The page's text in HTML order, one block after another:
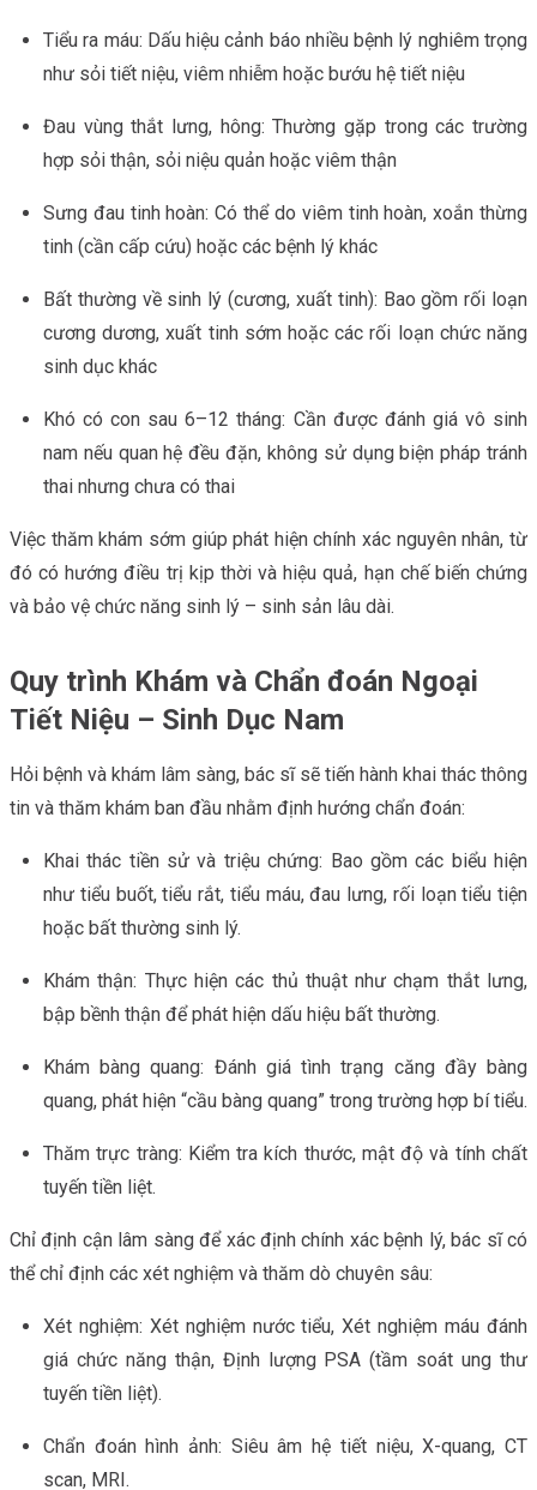
Tiểu ra máu: Dấu hiệu cảnh báo nhiều bệnh lý nghiêm trọng
như sỏi tiết niệu, viêm nhiễm hoặc bướu hệ tiết niệu
Đau vùng thắt lưng, hông: Thường gặp trong các trường
hợp sỏi thận, sỏi niệu quản hoặc viêm thận
Sưng đau tinh hoàn: Có thể do viêm tinh hoàn, xoắn thừng
tinh (cần cấp cứu) hoặc các bệnh lý khác
Bất thường về sinh lý (cương, xuất tinh): Bao gồm rối loạn
cương dương, xuất tinh sớm hoặc các rối loạn chức năng
sinh dục khác
Khó có con sau 6–12 tháng: Cần được đánh giá vô sinh
nam nếu quan hệ đều đặn, không sử dụng biện pháp tránh
thai nhưng chưa có thai
Việc thăm khám sớm giúp phát hiện chính xác nguyên nhân, từ
đó có hướng điều trị kịp thời và hiệu quả, hạn chế biến chứng
và bảo vệ chức năng sinh lý – sinh sản lâu dài.
Quy trình Khám và Chẩn đoán Ngoại
Tiết Niệu – Sinh Dục Nam
Hỏi bệnh và khám lâm sàng, bác sĩ sẽ tiến hành khai thác thông
tin và thăm khám ban đầu nhằm định hướng chẩn đoán:
Khai thác tiền sử và triệu chứng: Bao gồm các biểu hiện
như tiểu buốt, tiểu rắt, tiểu máu, đau lưng, rối loạn tiểu tiện
hoặc bất thường sinh lý.
Khám thận: Thực hiện các thủ thuật như chạm thắt lưng,
bập bềnh thận để phát hiện dấu hiệu bất thường.
Khám bàng quang: Đánh giá tình trạng căng đầy bàng
quang, phát hiện “cầu bàng quang” trong trường hợp bí tiểu.
Thăm trực tràng: Kiểm tra kích thước, mật độ và tính chất
tuyến tiền liệt.
Chỉ định cận lâm sàng để xác định chính xác bệnh lý, bác sĩ có
thể chỉ định các xét nghiệm và thăm dò chuyên sâu:
Xét nghiệm: Xét nghiệm nước tiểu, Xét nghiệm máu đánh
giá chức năng thận, Định lượng PSA (tầm soát ung thư
tuyến tiền liệt).
Chẩn đoán hình ảnh: Siêu âm hệ tiết niệu, X-quang, CT
scan, MRI.